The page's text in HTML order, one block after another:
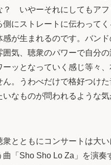
？ いやーそれにしてもアフ
側にストレートに伝わって
感が生まれるのです。バン
囲気、聴衆のパワーで自分
ーッとなっていく感じ等々
ん。うわべだけで格好つけ
なものが問われるような気
とともにコンサートは大
曲「Sho Sho Lo Za」を演